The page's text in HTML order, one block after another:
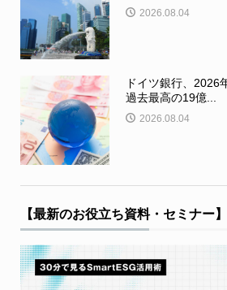
2026.08.04
ドイツ銀行、2026
過去最高の19億...
2026.08.04
【最新のお役立ち資料・セミナー】